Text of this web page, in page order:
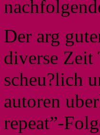
Der arg
diverse Zeit
scheu?lich
autoren
repeat”-